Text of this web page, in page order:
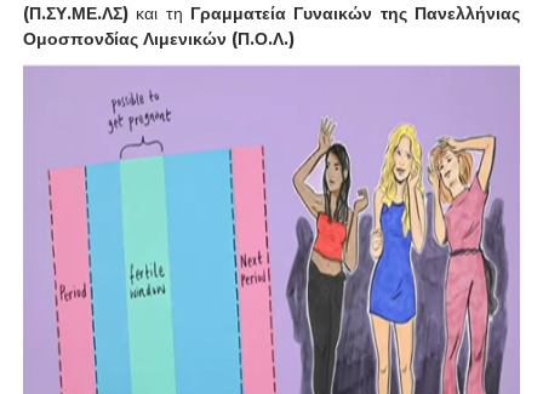
(Π.ΣΥ.ΜΕ.ΛΣ) και τη Γραμματεία Γυναικών της Πανελλήνιας
Ομοσπονδίας Λιμενικών (Π.Ο.Λ.)